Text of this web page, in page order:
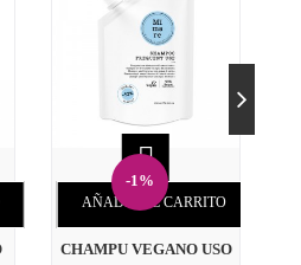
-1%

AÑADIR AL CARRITO
CHAMPU VEGANO USO